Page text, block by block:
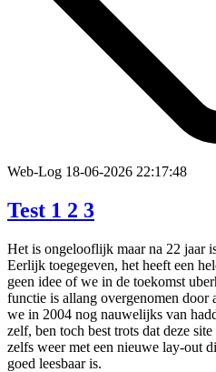
Web-Log 18-06-2026 22:17:48
Test 1 2 3
Het is ongelooflijk maar na 22 jaar
Eerlijk toegegeven, het heeft een
geen idee of we in de toekomst
functie is allang overgenomen door
we in 2004 nog nauwelijks van
zelf, ben toch best trots dat deze
zelfs weer met een nieuwe lay-out
goed leesbaar is.